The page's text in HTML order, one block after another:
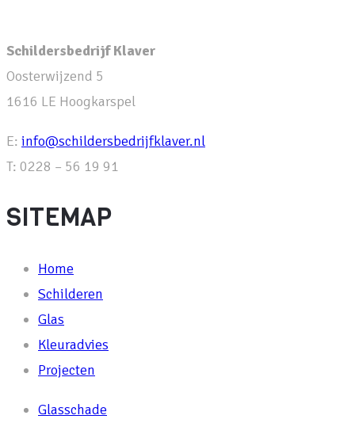
Schildersbedrijf Klaver
Oosterwijzend 5
1616 LE Hoogkarspel
E: info@schildersbedrijfklaver.nl
T: 0228 – 56 19 91
SITEMAP
Home
Schilderen
Glas
Kleuradvies
Projecten
Glasschade